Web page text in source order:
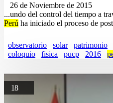
26 de Noviembre de 2015
...undo del control del tiempo a
Perú ha iniciado el proceso de
observatorio solar patrimonio
coloquio
fisica pucp 2016
18